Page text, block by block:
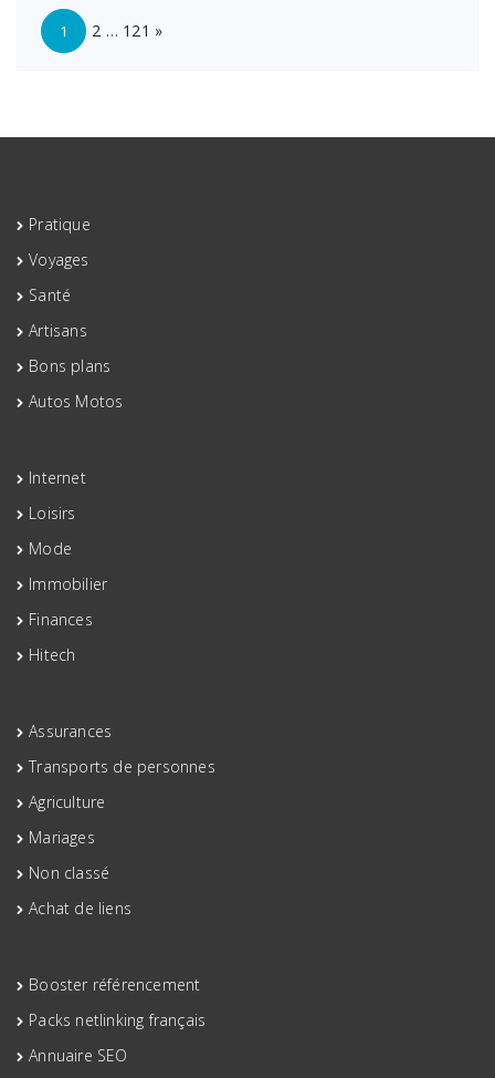
Page:
1 2 … 121 »
Pratique
Voyages
Santé
Artisans
Bons plans
Autos Motos
Internet
Loisirs
Mode
Immobilier
Finances
Hitech
Assurances
Transports de personnes
Agriculture
Mariages
Non classé
Achat de liens
Booster référencement
Packs netlinking français
Annuaire SEO